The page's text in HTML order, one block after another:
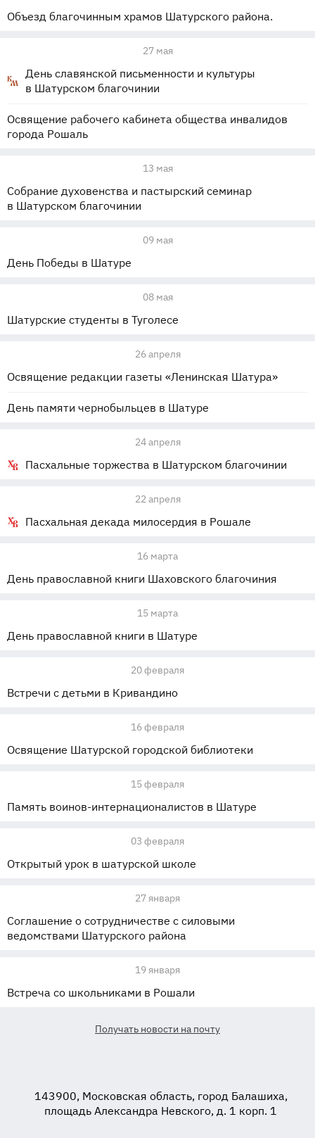
Объезд благочинным храмов Шатурского района.
27 мая
День славянской письменности и культуры
в Шатурском благочинии
Освящение рабочего кабинета общества инвалидов
города Рошаль
13 мая
Собрание духовенства и пастырский семинар
в Шатурском благочинии
09 мая
День Победы в Шатуре
08 мая
Шатурские студенты в Туголесе
26 апреля
Освящение редакции газеты «Ленинская Шатура»
День памяти чернобыльцев в Шатуре
24 апреля
Пасхальные торжества в Шатурском благочинии
22 апреля
Пасхальная декада милосердия в Рошале
16 марта
День православной книги Шаховского благочиния
15 марта
День православной книги в Шатуре
20 февраля
Встречи с детьми в Кривандино
16 февраля
Освящение Шатурской городской библиотеки
15 февраля
Память воинов-интернационалистов в Шатуре
03 февраля
Открытый урок в шатурской школе
27 января
Соглашение о сотрудничестве с силовыми
ведомствами Шатурского района
19 января
Встреча со школьниками в Рошали
Получать новости на почту
143900, Московская область, город Балашиха,
площадь Александра Невского, д. 1 корп. 1